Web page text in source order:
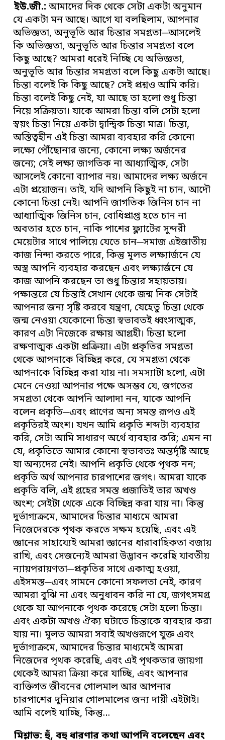
ইউ.জী.: আমাদের দিক থেকে সেটা একটা অনুমান
যে একটা মন আছে। আগে যা বলছিলাম, আপনার
অভিজ্ঞতা, অনুভূতি আর চিন্তার সমগ্রতা─আসলেই
কি অভিজ্ঞতা, অনুভূতি আর চিন্তার সমগ্রতা বলে
কিছু আছে? আমরা ধরেই নিচ্ছি যে অভিজ্ঞতা,
অনুভূতি আর চিন্তার সমগ্রতা বলে কিছু একটা আছে।
চিন্তা বলেই কি কিছু আছে? সেই প্রশ্নও আমি করি।
চিন্তা বলেই কিছু নেই, যা আছে তা হলো শুধু চিন্তা
নিয়ে সক্রিয়তা। যাকে আমরা চিন্তা বলি সেটা হলো
স্বয়ং চিন্তা নিয়ে একটা দ্বান্দ্বিক চিন্তা মাত্র। চিন্তা,
অস্তিত্বহীন এই চিন্তা আমরা ব্যবহার করি কোনো
লক্ষ্যে পৌঁছোনার জন্যে, কোনো লক্ষ্য অর্জনের
জন্যে; সেই লক্ষ্য জাগতিক না আধ্যাত্মিক, সেটা
আসলেই কোনো ব্যাপার নয়। আমাদের লক্ষ্য অর্জনে
এটা প্রয়োজন। তাই, যদি আপনি কিছুই না চান, আদৌ
কোনো চিন্তা নেই। আপনি জাগতিক জিনিস চান না
আধ্যাত্মিক জিনিস চান, বোধিপ্রাপ্ত হতে চান না
অবতার হতে চান, নাকি পাশের ফ্ল্যাটের সুন্দরী
মেয়েটার সাথে পালিয়ে যেতে চান─সমাজ এইজাতীয়
কাজ নিন্দা করতে পারে, কিন্তু মূলত লক্ষ্যার্জনে যে
অস্ত্র আপনি ব্যবহার করছেন এবং লক্ষ্যার্জনে যে
কাজ আপনি করছেন তা শুধু চিন্তার সহায়তায়।
পক্ষান্তরে যে চিন্তাই সেখান থেকে জন্ম নিক সেটাই
আপনার জন্য সৃষ্টি করবে যন্ত্রণা, যেহেতু চিন্তা থেকে
জন্ম নেওয়া যেকোনো চিন্তা স্বভাবতই ধ্বংসাত্মক,
কারণ এটা নিজেকে রক্ষায় আগ্রহী। চিন্তা হলো
রক্ষণাত্মক একটা প্রক্রিয়া। এটা প্রকৃতির সমগ্রতা
থেকে আপনাকে বিচ্ছিন্ন করে, যে সমগ্রতা থেকে
আপনাকে বিচ্ছিন্ন করা যায় না। সমস্যাটা হলো, এটা
মেনে নেওয়া আপনার পক্ষে অসম্ভব যে, জগতের
সমগ্রতা থেকে আপনি আলাদা নন, যাকে আপনি
বলেন প্রকৃতি─এবং প্রাণের অন্য সমস্ত রূপও এই
প্রকৃতিরই অংশ। যখন আমি প্রকৃতি শব্দটা ব্যবহার
করি, সেটা আমি সাধারণ অর্থে ব্যবহার করি; এমন না
যে, প্রকৃতিতে আমার কোনো স্বভাবতঃ অন্তর্দৃষ্টি আছে
যা অন্যদের নেই। আপনি প্রকৃতি থেকে পৃথক নন;
প্রকৃতি অর্থ আপনার চারপাশের জগৎ। আমরা যাকে
প্রকৃতি বলি, এই গ্রহের সমস্ত প্রজাতিই তার অখণ্ড
অংশ; সেইটা থেকে একে বিচ্ছিন্ন করা যায় না। কিন্তু
দুর্ভাগ্যক্রমে, আমাদের চিন্তার মাধ্যমে আমরা
নিজেদেরকে পৃথক করতে সক্ষম হয়েছি, এবং এই
জ্ঞানের সাহায্যেই আমরা জ্ঞানের ধারাবাহিকতা বজায়
রাখি, এবং সেজন্যেই আমরা উদ্ভাবন করেছি যাবতীয়
ন্যায়পরায়ণতা─প্রকৃতির সাথে একাত্ম হওয়া,
এইসমস্ত─এবং সামনে কোনো সফলতা নেই, কারণ
আমরা বুঝি না এবং অনুধাবন করি না যে, জগৎসমগ্র
থেকে যা আপনাকে পৃথক করেছে সেটা হলো চিন্তা।
এবং একটা অখণ্ড ঐক্য ঘটাতে চিন্তাকে ব্যবহার করা
যায় না। মূলত আমরা সবাই অখণ্ডরূপে যুক্ত এবং
দুর্ভাগ্যক্রমে, আমাদের চিন্তার মাধ্যমেই আমরা
নিজেদের পৃথক করেছি, এবং এই পৃথকতার জায়গা
থেকেই আমরা ক্রিয়া করে যাচ্ছি, এবং আপনার
ব্যক্তিগত জীবনের গোলমাল আর আপনার
চারপাশের দুনিয়ার গোলমালের জন্য দায়ী এইটাই।
আমি বলেই যাচ্ছি, কিন্তু…
মিশ্লাভ: হুঁ,বহু ধারণার কথা আপনি বলেছেন এবং